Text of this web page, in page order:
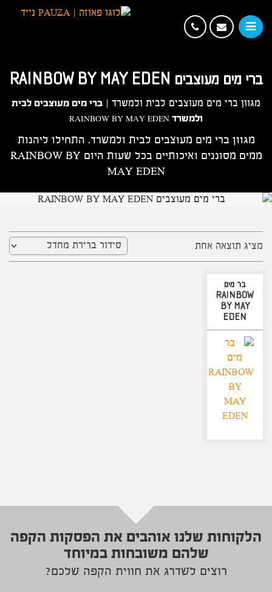
ברי מים מעוצבים RAINBOW BY MAY EDEN
מגוון ברי מים מעוצבים לבית ולמשרד
ברי מים מעוצבים לבית
ולמשרד RAINBOW BY MAY EDEN
מגוון ברי מים מעוצבים לבית ולמשרד. התחילו ליהנות
ממים מסוננים ואיכותיים בכל שעות היום RAINBOW BY
MAY EDEN
מציג תוצאה אחת
בר מים
RAINBOW
BY MAY
EDEN
​הלקוחות שלנו אוהבים את הפסקות הקפה
שלהם משובחות במיוחד​
רוצים לשדרג את חווית הקפה שלכם?